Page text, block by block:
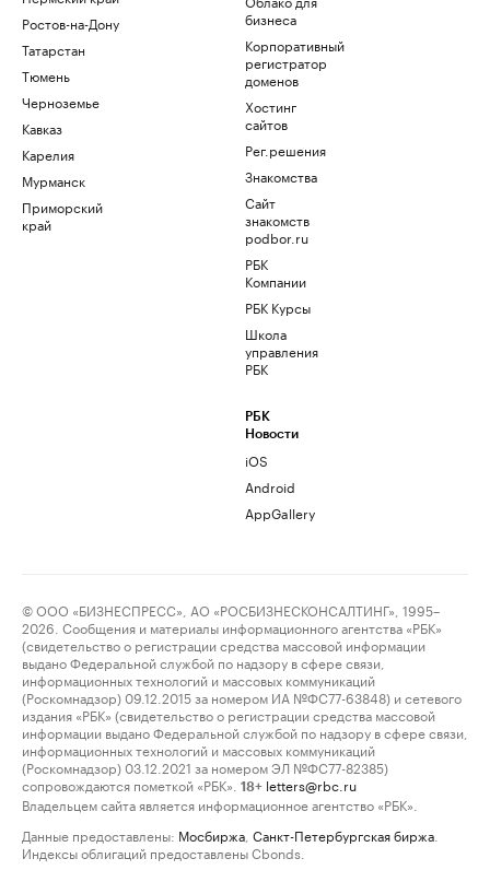
Ростов-на-Дону
Татарстан
Тюмень
Черноземье
Кавказ
Карелия
Мурманск
Приморский
край
бизнеса
Корпоративный
регистратор
доменов
Хостинг
сайтов
Рег.решения
Знакомства
Сайт
знакомств
podbor.ru
РБК
Компании
РБК Курсы
Школа
управления
РБК
РБК
Новости
iOS
Android
AppGallery
© ООО «БИЗНЕСПРЕСС», АО «РОСБИЗНЕСКОНСАЛТИНГ», 1995–
2026. Сообщения и материалы информационного агентства «РБК»
(свидетельство о регистрации средства массовой информации
выдано Федеральной службой по надзору в сфере связи,
информационных технологий и массовых коммуникаций
(Роскомнадзор) 09.12.2015 за номером ИА №ФС77-63848) и сетевого
издания «РБК» (свидетельство о регистрации средства массовой
информации выдано Федеральной службой по надзору в сфере связи,
информационных технологий и массовых коммуникаций
(Роскомнадзор) 03.12.2021 за номером ЭЛ №ФС77-82385)
сопровождаются пометкой «РБК».
18+ letters@rbc.ru
Владельцем сайта является информационное агентство «РБК».
Данные предоставлены: Мосбиржа Санкт-Петербургская биржа
Индексы облигаций предоставлены Cbonds.